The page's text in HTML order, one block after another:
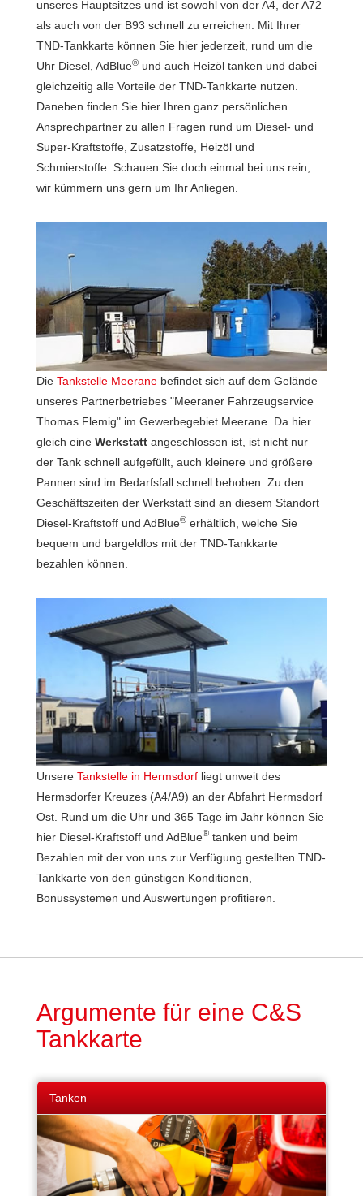
unseres Hauptsitzes und ist sowohl von der A4, der A72
als auch von der B93 schnell zu erreichen. Mit Ihrer
TND-Tankkarte können Sie hier jederzeit, rund um die
Uhr Diesel, AdBlue® und auch Heizöl tanken und dabei
gleichzeitig alle Vorteile der TND-Tankkarte nutzen.
Daneben finden Sie hier Ihren ganz persönlichen
Ansprechpartner zu allen Fragen rund um Diesel- und
Super-Kraftstoffe, Zusatzstoffe, Heizöl und
Schmierstoffe. Schauen Sie doch einmal bei uns rein,
wir kümmern uns gern um Ihr Anliegen.
Die Tankstelle Meerane befindet sich auf dem Gelände
unseres Partnerbetriebes "Meeraner Fahrzeugservice
Thomas Flemig" im Gewerbegebiet Meerane. Da hier
gleich eine Werkstatt angeschlossen ist, ist nicht nur
der Tank schnell aufgefüllt, auch kleinere und größere
Pannen sind im Bedarfsfall schnell behoben. Zu den
Geschäftszeiten der Werkstatt sind an diesem Standort
Diesel-Kraftstoff und AdBlue® erhältlich, welche Sie
bequem und bargeldlos mit der TND-Tankkarte
bezahlen können.
Unsere Tankstelle in Hermsdorf liegt unweit des
Hermsdorfer Kreuzes (A4/A9) an der Abfahrt Hermsdorf
Ost. Rund um die Uhr und 365 Tage im Jahr können Sie
hier Diesel-Kraftstoff und AdBlue® tanken und beim
Bezahlen mit der von uns zur Verfügung gestellten TND-
Tankkarte von den günstigen Konditionen,
Bonussystemen und Auswertungen profitieren.
Argumente für eine C&S
Tankkarte
Tanken